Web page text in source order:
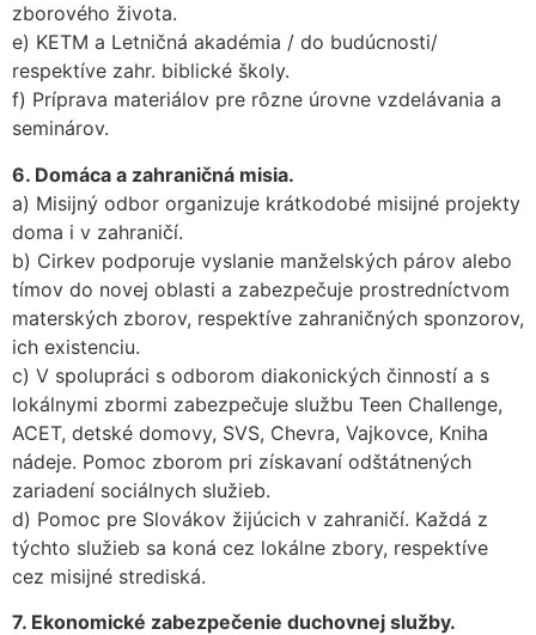
zborového života.
e) KETM a Letničná akadémia / do budúcnosti/
respektíve zahr. biblické školy.
f) Príprava materiálov pre rôzne úrovne vzdelávania a
seminárov.
6. Domáca a zahraničná misia.
a) Misijný odbor organizuje krátkodobé misijné projekty
doma i v zahraničí.
b) Cirkev podporuje vyslanie manželských párov alebo
tímov do novej oblasti a zabezpečuje prostredníctvom
materských zborov, respektíve zahraničných sponzorov,
ich existenciu.
c) V spolupráci s odborom diakonických činností a s
lokálnymi zbormi zabezpečuje službu Teen Challenge,
ACET, detské domovy, SVS, Chevra, Vajkovce, Kniha
nádeje. Pomoc zborom pri získavaní odštátnených
zariadení sociálnych služieb.
d) Pomoc pre Slovákov žijúcich v zahraničí. Každá z
týchto služieb sa koná cez lokálne zbory, respektíve
cez misijné strediská.
7. Ekonomické zabezpečenie duchovnej služby.